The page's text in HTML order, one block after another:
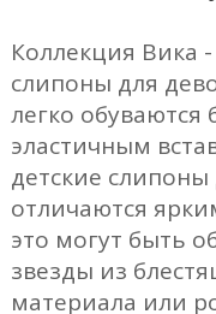
Коллекция Вика
слипоны для
легко обуваются
эластичным
детские слипоны
отличаются
это могут быть
звезды из
материала или